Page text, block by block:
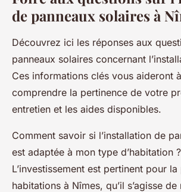
de panneaux solaires à
Découvrez ici les réponses aux
panneaux solaires concernant
Ces informations clés vous aideront
comprendre la pertinence de votre
entretien et les aides disponibles.
Comment savoir si l’installation de
est adaptée à mon type d’habitation ?
L’investissement est pertinent pour
habitations à Nîmes, qu’il s’agisse de